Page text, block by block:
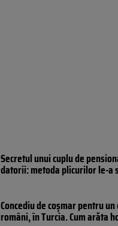
Secretul unui cuplu de
datorii: metoda plicurilor le-a
Concediu de coșmar pentru un
români, în Turcia. Cum arăta